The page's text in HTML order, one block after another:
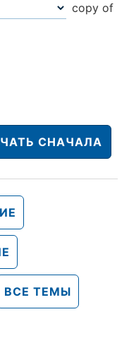
copy of
СНАЧАЛА
ВСЕ ТЕМЫ